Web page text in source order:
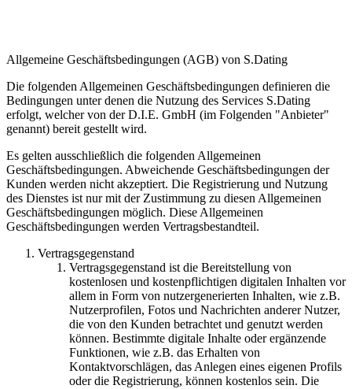
Allgemeine Geschäftsbedingungen (AGB) von S.Dating
Die folgenden Allgemeinen Geschäftsbedingungen definieren die
Bedingungen unter denen die Nutzung des Services S.Dating
erfolgt, welcher von der D.I.E. GmbH (im Folgenden "Anbieter"
genannt) bereit gestellt wird.
Es gelten ausschließlich die folgenden Allgemeinen
Geschäftsbedingungen. Abweichende Geschäftsbedingungen der
Kunden werden nicht akzeptiert. Die Registrierung und Nutzung
des Dienstes ist nur mit der Zustimmung zu diesen Allgemeinen
Geschäftsbedingungen möglich. Diese Allgemeinen
Geschäftsbedingungen werden Vertragsbestandteil.
Vertragsgegenstand
Vertragsgegenstand ist die Bereitstellung von
kostenlosen und kostenpflichtigen digitalen Inhalten vor
allem in Form von nutzergenerierten Inhalten, wie z.B.
Nutzerprofilen, Fotos und Nachrichten anderer Nutzer,
die von den Kunden betrachtet und genutzt werden
können. Bestimmte digitale Inhalte oder ergänzende
Funktionen, wie z.B. das Erhalten von
Kontaktvorschlägen, das Anlegen eines eigenen Profils
oder die Registrierung, können kostenlos sein. Die